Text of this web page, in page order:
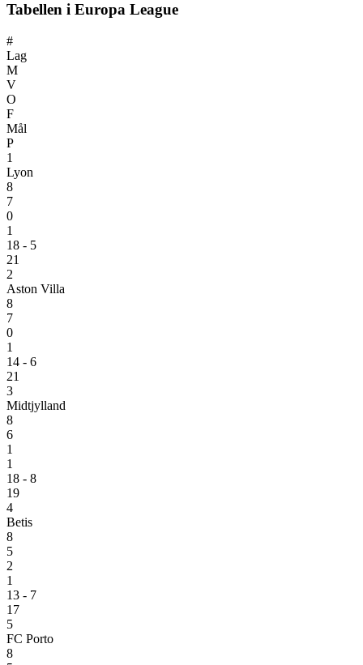
Tabellen i Europa League
#
Lag
M
V
O
F
Mål
P
1
Lyon
8
7
0
1
18 - 5
21
2
Aston Villa
8
7
0
1
14 - 6
21
3
Midtjylland
8
6
1
1
18 - 8
19
4
Betis
8
5
2
1
13 - 7
17
5
FC Porto
8